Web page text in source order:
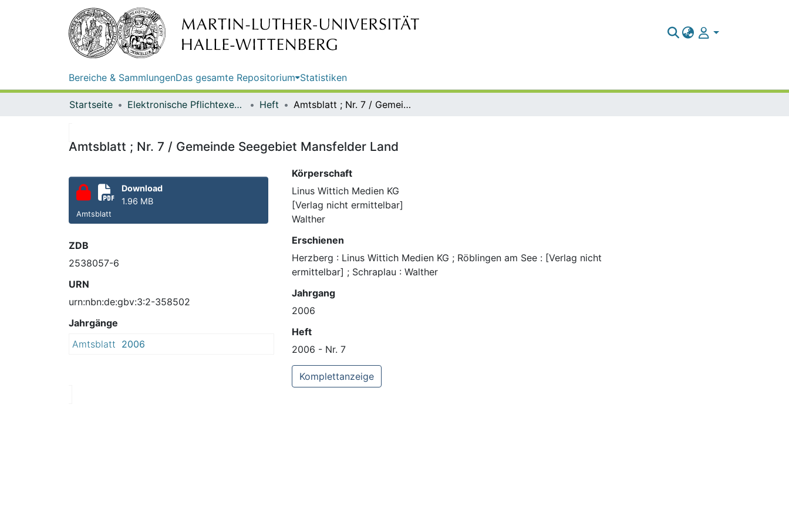
Bereiche & SammlungenDas gesamte Repositorium Statistiken
Startseite Elektronische Pflichtexemplare Heft Amtsblatt ; Nr. 7 / Gemeinde Seegebiet Mansfelder Land
Amtsblatt ; Nr. 7 / Gemeinde Seegebiet Mansfelder Land
Download
1.96 MB
Amtsblatt
ZDB
2538057-6
URN
urn:nbn:de:gbv:3:2-358502
Jahrgänge
Amtsblatt 2006
Körperschaft
Linus Wittich Medien KG
[Verlag nicht ermittelbar]
Walther
Erschienen
Herzberg : Linus Wittich Medien KG ; Röblingen am See : [Verlag nicht
ermittelbar] ; Schraplau : Walther
Jahrgang
2006
Heft
2006 - Nr. 7
Komplettanzeige